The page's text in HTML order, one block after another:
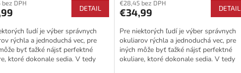
DPH
DETAIL
ľudí je výber správnych
rýchla a jednoduchá vec, pre
byť ťažké nájsť perfektné
ktoré dokonale sedia. V tedy
€28,45 bez DPH
€34,99 DETAIL
Pre niektorých ľudí je výber správnych
okuliarov rýchla a jednoduchá vec, pre
iných môže byť ťažké nájsť perfektné
okuliare, ktoré dokonale sedia. V tedy